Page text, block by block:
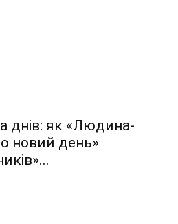
днів: як «Людина-
новий день»